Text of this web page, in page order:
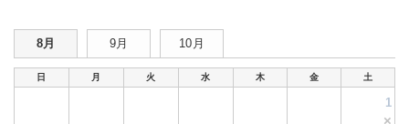
8月 9月 10月
日 月 火 水 木 金 土
1
×